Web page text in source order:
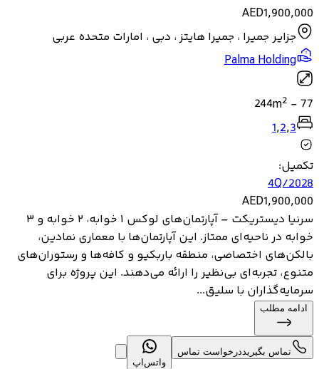
AED1,900,000
جزایر جمیرا ، جمیرا هایتز ، دبی ، امارات متحده عربی
Palma Holding
77
-
244m2
1,2,3
تکمیل:
4Q/2028
AED1,900,000
سرنیا دیستریکت – آپارتمان‌های لوکس ۱ خوابه، ۲ خوابه و ۳
خوابه در ناحیه‌ای ممتاز. این آپارتمان‌ها با معماری نمادین،
بالکن‌های اختصاصی، منطقه باربکیو و کافه‌ها و رستوران‌های
متنوع، تجربه‌ای بی‌نظیر را ارائه می‌دهند. این پروژه برای
سرمایه‌گذاران با سلیق...
ادامه مطلب
تماس بگیرید درخواست تماس
واتس‌اپ